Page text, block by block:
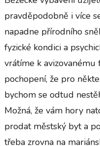
pravděpodobně i více
napadne přírodního
fyzické kondici a
vrátíme k
pochopení, že pro
bychom se odtud
Možná, že vám hory
prodat městský byt a
třeba zrovna na